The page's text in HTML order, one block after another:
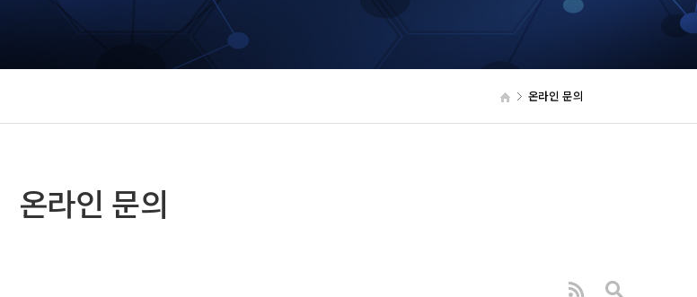
온라인 문의
온라인 문의